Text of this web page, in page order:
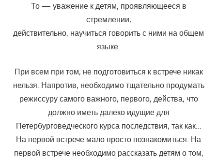
То — уважение к детям, проявляющееся в
стремлении,
действительно, научиться говорить с ними на общем
языке.
При всем при том, не подготовиться к встрече никак
нельзя. Напротив, необходимо тщательно продумать
режиссуру самого важно­го, первого, действа, что
должно иметь далеко идущие для
Петербурговедческого курса последствия, так как…
На первой встрече мало про­сто познакомиться. На
первой встрече необходимо рассказать детям о том,